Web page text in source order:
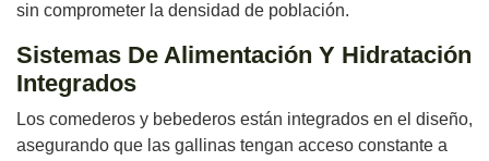
sin comprometer la densidad de población.
Sistemas De Alimentación Y Hidratación
Integrados
Los comederos y bebederos están integrados en el diseño,
asegurando que las gallinas tengan acceso constante a